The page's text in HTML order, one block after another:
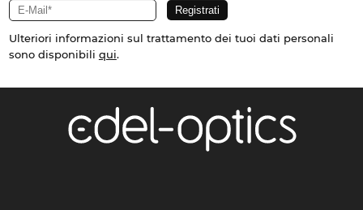
Ulteriori informazioni sul trattamento dei tuoi dati personali
sono disponibili qui.